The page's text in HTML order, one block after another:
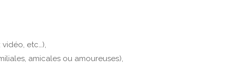
etc…),
amicales ou amoureuses),